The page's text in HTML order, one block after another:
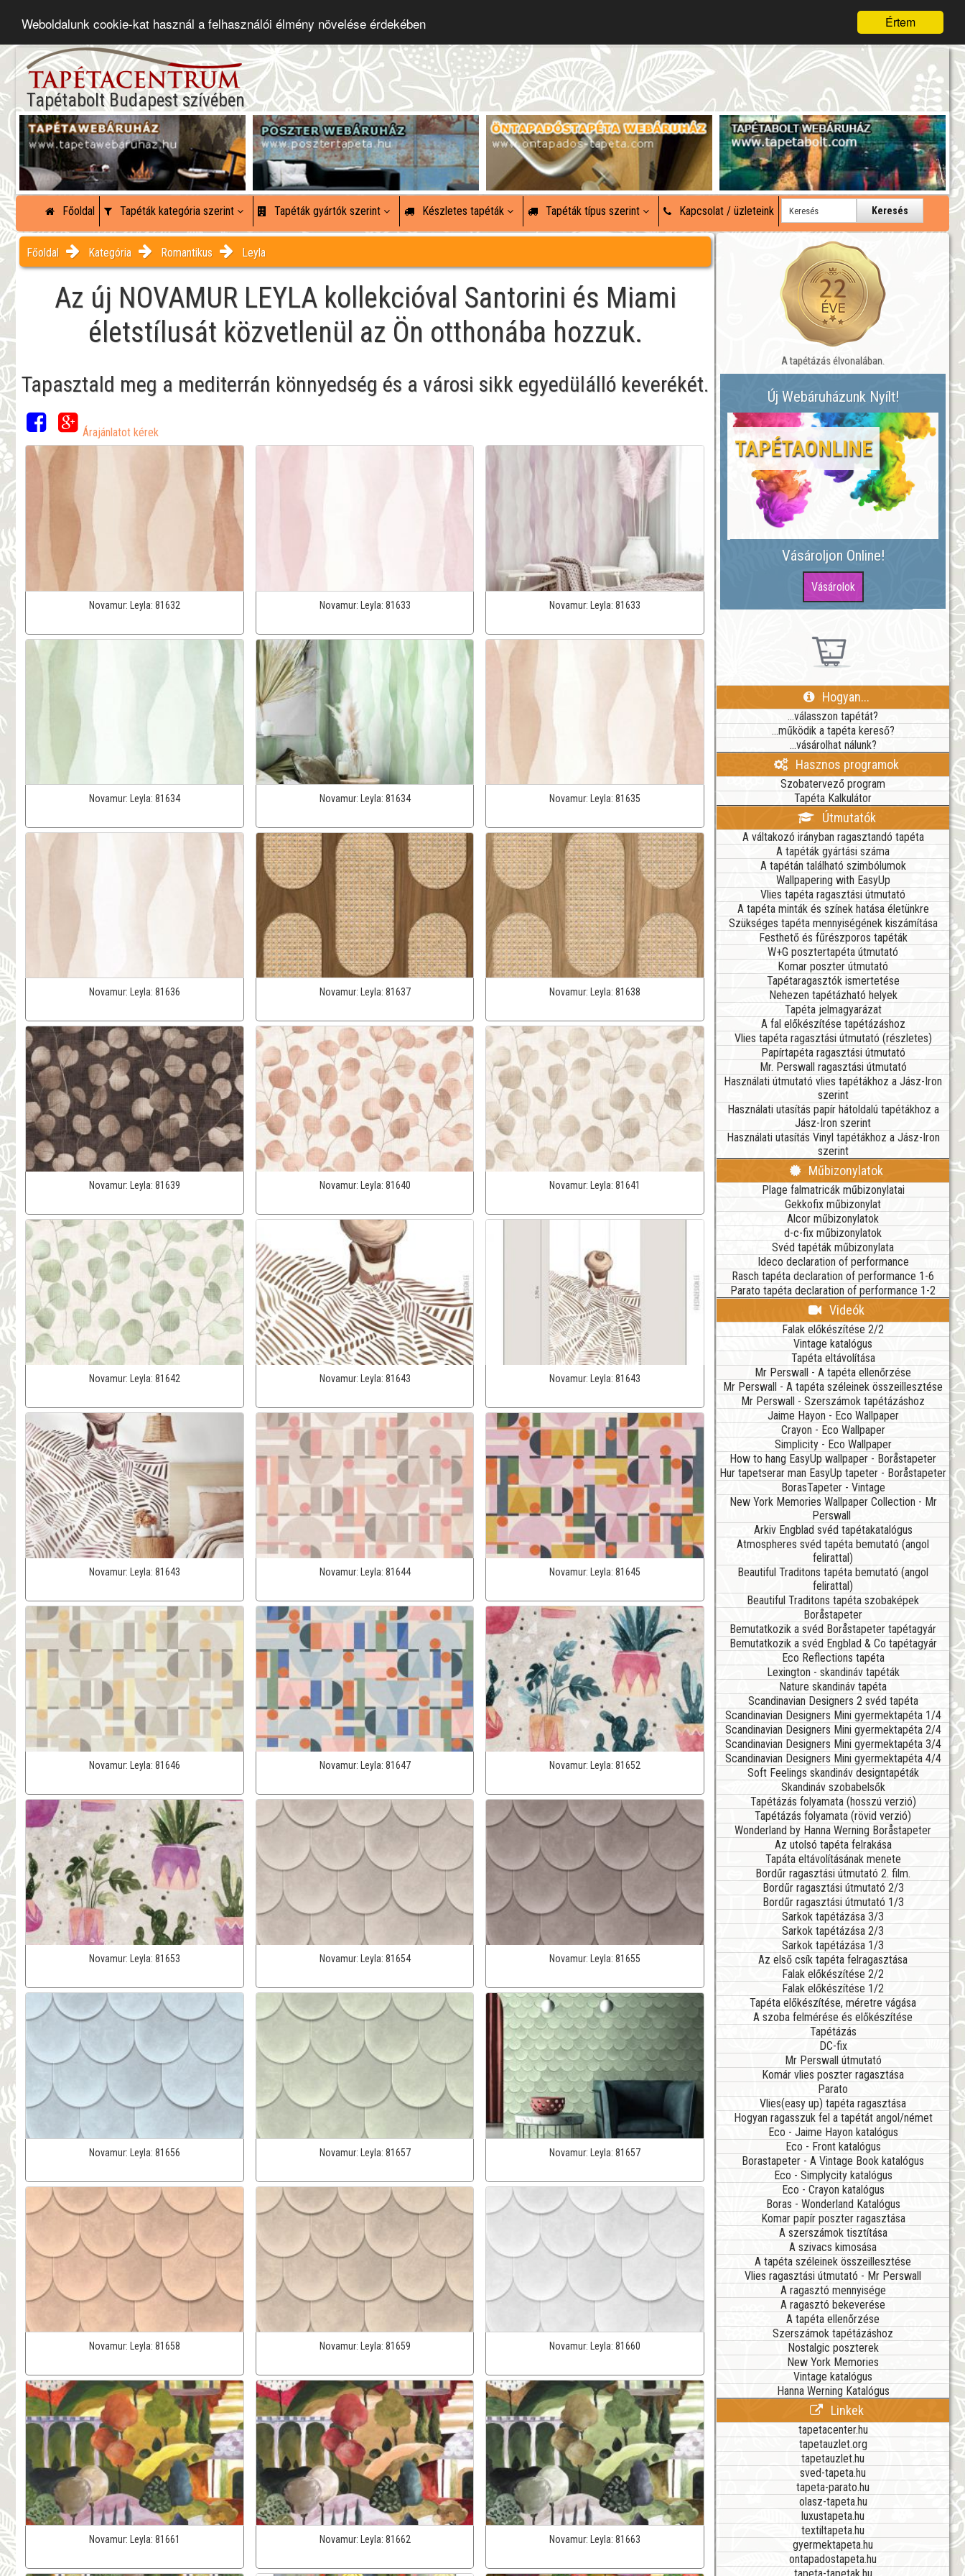
Értem
Weboldalunk cookie-kat használ a felhasználói élmény növelése érdekében
Tapétabolt Budapest szívében
Főoldal Tapéták kategória szerint Tapéták gyártók szerint Készletes tapéták Tapéták típus szerint Kapcsolat / üzleteink Keresés
Főoldal Kategória Romantikus Leyla
Az új NOVAMUR LEYLA kollekcióval Santorini és Miami
életstílusát közvetlenül az Ön otthonába hozzuk.
Tapasztald meg a mediterrán könnyedség és a városi sikk egyedülálló keverékét.
Árajánlatot kérek
Novamur: Leyla: 81632 Novamur: Leyla: 81633 Novamur:Leyla:81633
Novamur: Leyla: 81634 Novamur: Leyla: 81634 Novamur: Leyla:81635
Novamur: Leyla: 81636 Novamur: Leyla: 81637 Novamur: Leyla:81638
Novamur: Leyla: 81639 Novamur: Leyla: 81640 Novamur: Leyla:81641
Novamur: Leyla: 81642 Novamur: Leyla: 81643 Novamur: Leyla:81643
Novamur: Leyla: 81643 Novamur: Leyla: 81644 Novamur: Leyla:81645
Novamur: Leyla: 81646 Novamur: Leyla: 81647 Novamur: Leyla:81652
Novamur: Leyla: 81653 Novamur: Leyla: 81654 Novamur: Leyla:81655
Novamur: Leyla: 81656 Novamur: Leyla: 81657 Novamur:Leyla:81657
Novamur: Leyla: 81658 Novamur: Leyla: 81659 Novamur: Leyla:81660
Novamur: Leyla: 81661 Novamur: Leyla: 81662 Novamur: Leyla:81663
A tapétázás élvonalában.
Új Webáruházunk Nyílt!
TAPÉTAONLINE
Vásároljon Online!
Hogyan...
...válasszon tapétát?
...működik a tapéta kereső?
...vásárolhat nálunk?
Hasznos programok
Szobatervező program
Tapéta Kalkulátor
Útmutatók
A váltakozó irányban ragasztandó tapéta
A tapéták gyártási száma
A tapétán található szimbólumok
Wallpapering with EasyUp
Vlies tapéta ragasztási útmutató
A tapéta minták és színek hatása életünkre
Szükséges tapéta mennyiségének kiszámítása
Festhető és fűrészporos tapéták
W+G posztertapéta útmutató
Komar poszter útmutató
Tapétaragasztók ismertetése
Nehezen tapétázható helyek
Tapéta jelmagyarázat
A fal előkészítése tapétázáshoz
Vlies tapéta ragasztási útmutató (részletes)
Papírtapéta ragasztási útmutató
Mr. Perswall ragasztási útmutató
Használati útmutató vlies tapétákhoz a Jász-Iron
szerint
Használati utasítás papír hátoldalú tapétákhoz a
Jász-Iron szerint
Használati utasítás Vinyl tapétákhoz a Jász-Iron
szerint
Műbizonylatok
Plage falmatricák műbizonylatai
Gekkofix műbizonylat
Alcor műbizonylatok
d-c-fix műbizonylatok
Svéd tapéták műbizonylata
Ideco declaration of performance
Rasch tapéta declaration of performance 1-6
Parato tapéta declaration of performance 1-2
Videók
Falak előkészítése 2/2
Vintage katalógus
Tapéta eltávolítása
Mr Perswall - A tapéta ellenőrzése
Mr Perswall - A tapéta széleinek összeillesztése
Mr Perswall - Szerszámok tapétázáshoz
Jaime Hayon - Eco Wallpaper
Crayon - Eco Wallpaper
Simplicity - Eco Wallpaper
How to hang EasyUp wallpaper - Boråstapeter
Hur tapetserar man EasyUp tapeter - Boråstapeter
BorasTapeter - Vintage
New York Memories Wallpaper Collection - Mr
Perswall
Arkiv Engblad svéd tapétakatalógus
Atmospheres svéd tapéta bemutató (angol
felirattal)
Beautiful Traditons tapéta bemutató (angol
felirattal)
Beautiful Traditons tapéta szobaképek
Boråstapeter
Bemutatkozik a svéd Boråstapeter tapétagyár
Bemutatkozik a svéd Engblad & Co tapétagyár
Eco Reflections tapéta
Lexington - skandináv tapéták
Nature skandináv tapéta
Scandinavian Designers 2 svéd tapéta
Scandinavian Designers Mini gyermektapéta 1/4
Scandinavian Designers Mini gyermektapéta 2/4
Scandinavian Designers Mini gyermektapéta 3/4
Scandinavian Designers Mini gyermektapéta 4/4
Soft Feelings skandináv designtapéták
Skandináv szobabelsők
Tapétázás folyamata (hosszú verzió)
Tapétázás folyamata (rövid verzió)
Wonderland by Hanna Werning Boråstapeter
Az utolsó tapéta felrakása
Tapáta eltávolításának menete
Bordűr ragasztási útmutató 2. film.
Bordűr ragasztási útmutató 2/3
Bordűr ragasztási útmutató 1/3
Sarkok tapétázása 3/3
Sarkok tapétázása 2/3
Sarkok tapétázása 1/3
Az első csík tapéta felragasztása
Falak előkészítése 2/2
Falak előkészítése 1/2
Tapéta előkészítése, méretre vágása
A szoba felmérése és előkészítése
Tapétázás
DC-fix
Mr Perswall útmutató
Komár vlies poszter ragasztása
Parato
Vlies(easy up) tapéta ragasztása
Hogyan ragasszuk fel a tapétát angol/német
Eco - Jaime Hayon katalógus
Eco - Front katalógus
Borastapeter - A Vintage Book katalógus
Eco - Simplycity katalógus
Eco - Crayon katalógus
Boras - Wonderland Katalógus
Komar papír poszter ragasztása
A szerszámok tisztítása
A szivacs kimosása
A tapéta széleinek összeillesztése
Vlies ragasztási útmutató - Mr Perswall
A ragasztó mennyisége
A ragasztó bekeverése
A tapéta ellenőrzése
Szerszámok tapétázáshoz
Nostalgic poszterek
New York Memories
Vintage katalógus
Hanna Werning Katalógus
Linkek
tapetacenter.hu
tapetauzlet.org
tapetauzlet.hu
sved-tapeta.hu
tapeta-parato.hu
olasz-tapeta.hu
luxustapeta.hu
textiltapeta.hu
gyermektapeta.hu
ontapadostapeta.hu
tapeta-tapetak.hu